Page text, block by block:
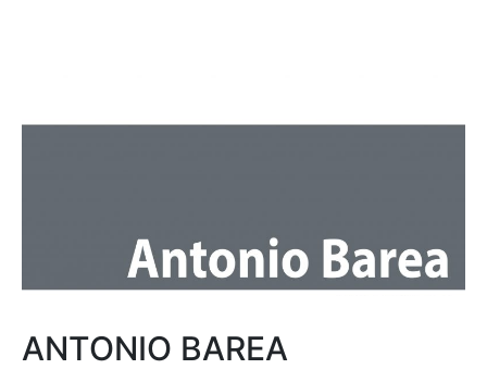
ANTONIO BAREA